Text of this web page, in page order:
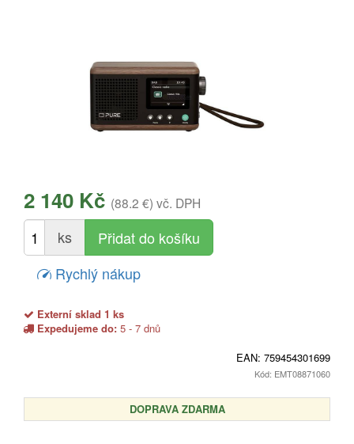
2 140 Kč (88.2 €) vč. DPH
ks
Rychlý nákup
Externí sklad 1 ks
Expedujeme do: 5 - 7 dnů
EAN: 759454301699
Kód: EMT08871060
DOPRAVA ZDARMA